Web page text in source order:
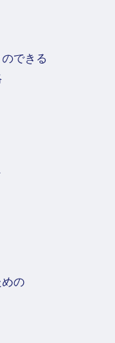
できる
の